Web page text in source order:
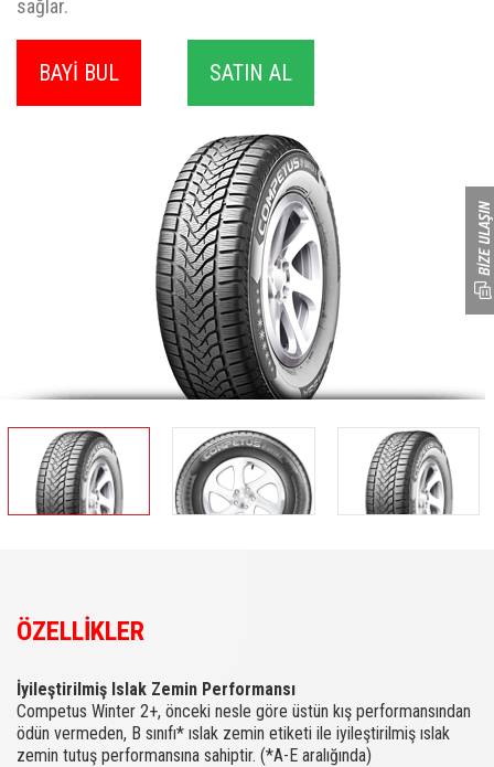
sağlar.
BAYİ BUL SATIN AL
ÖZELLİKLER
İyileştirilmiş Islak Zemin Performansı
Competus Winter 2+, önceki nesle göre üstün kış performansından
ödün vermeden, B sınıfı* ıslak zemin etiketi ile iyileştirilmiş ıslak
zemin tutuş performansına sahiptir. (*A-E aralığında)